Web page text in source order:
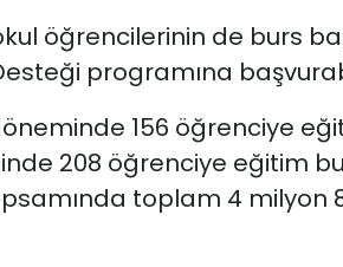
öğrencilerinin de burs
programına
156 öğrenciye
208 öğrenciye eğitim
toplam 4 milyon